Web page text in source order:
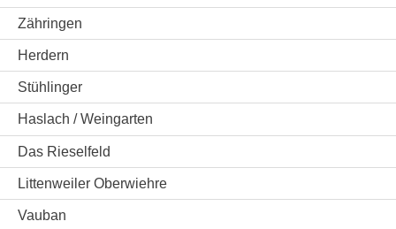
Zähringen
Herdern
Stühlinger
Haslach / Weingarten
Das Rieselfeld
Littenweiler Oberwiehre
Vauban